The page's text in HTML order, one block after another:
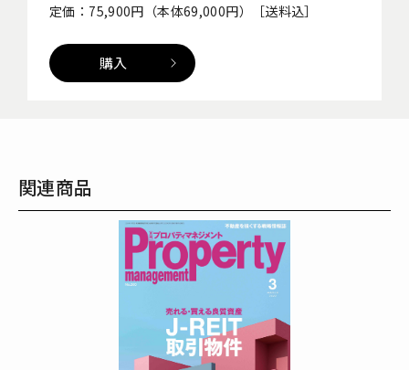
定価：75,900円（本体69,000円）［送料込］
購入
関連商品